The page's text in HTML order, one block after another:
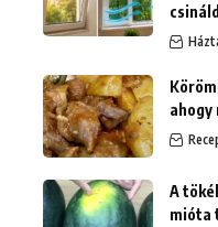
ahogy
A
mióta